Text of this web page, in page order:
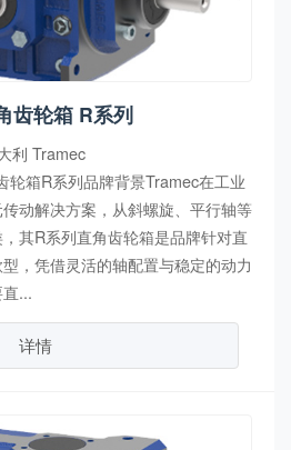
齿轮箱 R系列
利 Tramec
轮箱R系列品牌背景Tramec在工业
动解决方案，从斜螺旋、平行轴等
其R系列直角齿轮箱是品牌针对直
，凭借灵活的轴配置与稳定的动力
...
详情